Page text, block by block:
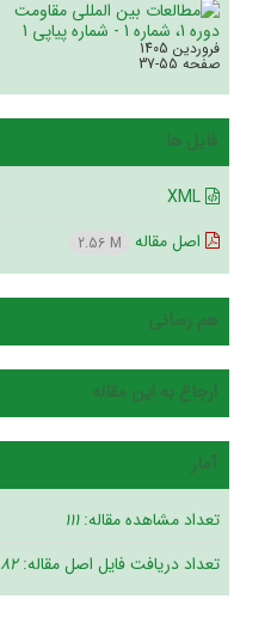
دوره 1، شماره 1 - شماره پیاپی 1
فروردین 1405
صفحه37-55
فایل ها
اصل مقاله
2.56 M
هم رسانی
ارجاع به این مقاله
آمار
تعداد مشاهده مقاله:111
تعداد دریافت فایل اصل مقاله:82